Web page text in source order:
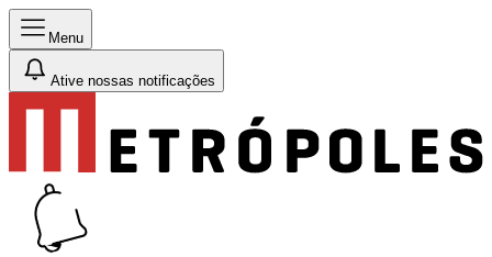
Menu
Ative nossas notificações